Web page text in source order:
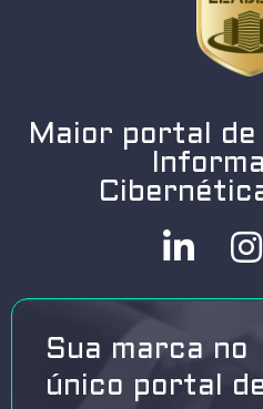
Maior portal de
Sua marca no
único portal